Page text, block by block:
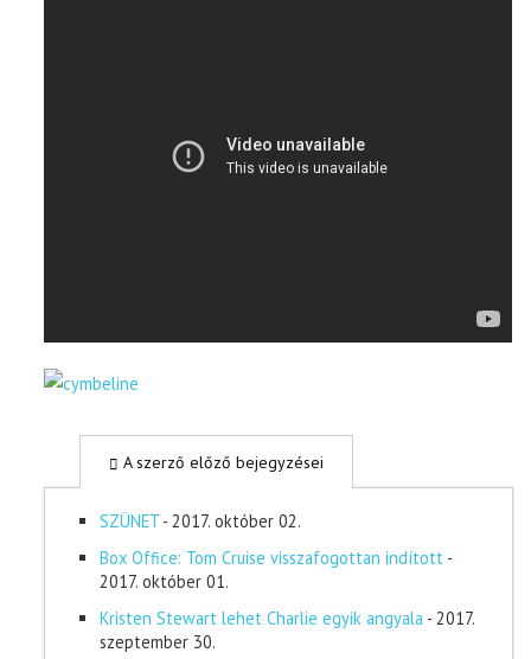
A szerző előző bejegyzései
SZÜNET - 2017. október 02.
Box Office: Tom Cruise visszafogottan indított -
2017. október 01.
Kristen Stewart lehet Charlie egyik angyala - 2017.
szeptember 30.